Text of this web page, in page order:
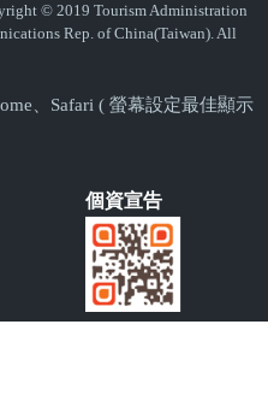
© 2019 Tourism Administration
Rep. of China(Taiwan). All
、Safari ( 螢幕設定最佳顯示
個資宣告